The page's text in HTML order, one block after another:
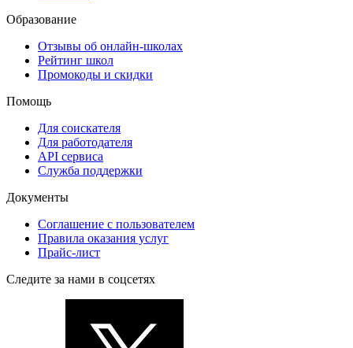
Образование
Отзывы об онлайн-школах
Рейтинг школ
Промокоды и скидки
Помощь
Для соискателя
Для работодателя
API сервиса
Служба поддержки
Документы
Соглашение с пользователем
Правила оказания услуг
Прайс-лист
Следите за нами в соцсетях